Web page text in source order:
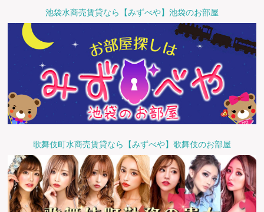
池袋水商売賃貸なら【みずべや】池袋のお部屋
歌舞伎町水商売賃貸なら【みずべや】歌舞伎のお部屋